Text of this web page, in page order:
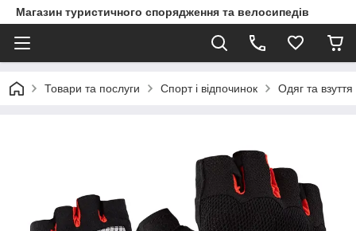
Магазин туристичного спорядження та велосипедів
Товари та послуги Спорт і відпочинок Одяг та